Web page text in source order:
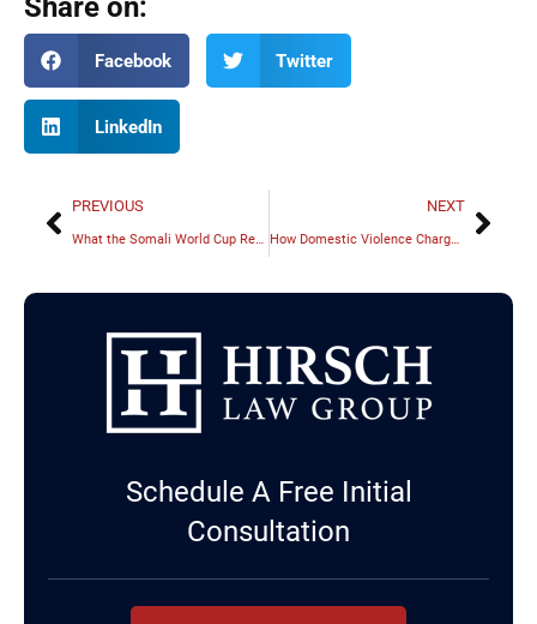
Share on:
Facebook Twitter
LinkedIn
PREVIOUS
What the Somali World Cup Referee Story Reveals About U.S. Immigration Barriers
NEXT
How Domestic Violence Charges Affect Professional Licenses in Illinois
Schedule A Free Initial
Consultation